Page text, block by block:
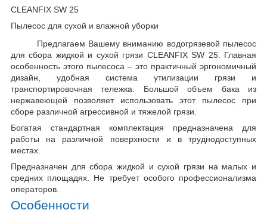
CLEANFIX SW 25
Пылесос для сухой и влажной уборки
Предлагаем Вашему вниманию водогрязевой пылесос
для сбора жидкой и сухой грязи CLEANFIX SW 25. Главная
особенность этого пылесоса – это практичный эргономичный
дизайн, удобная система утилизации грязи и
транспортировочная тележка. Большой объем бака из
нержавеющей позволяет использовать этот пылесос при
сборе различной агрессивной и тяжелой грязи.
Богатая стандартная комплектация предназначена для
работы на различной поверхности и в труднодоступных
местах.
Предназначен для сбора жидкой и сухой грязи на малых и
средних площадях. Не требует особого профессионализма
операторов.
Особенности